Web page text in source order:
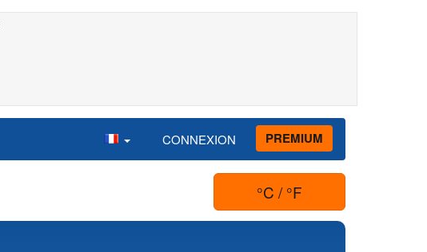
CONNEXION PREMIUM
°C / °F